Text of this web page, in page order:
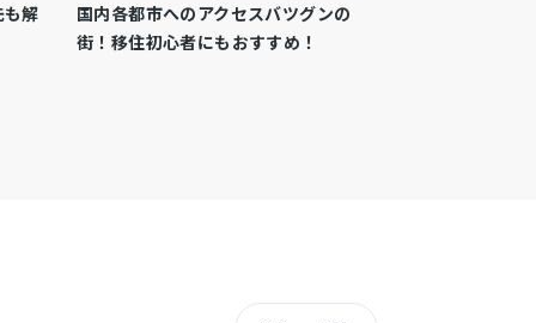
解
国内各都市へのアクセスバツグンの
街！移住初心者にもおすすめ！